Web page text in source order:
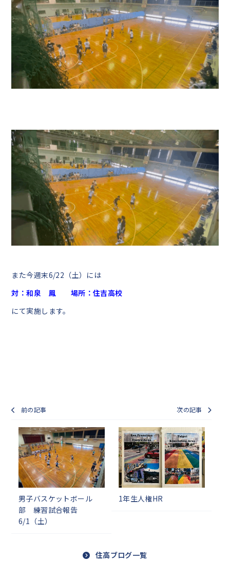
06-6651-0525
また今週末6/22（土）には
対：和泉 鳳 場所：住吉高校
にて実施します。
前の記事
男子バスケットボール
部 練習試合報告
6/1（土）
次の記事
1年生人権HR
住高ブログ一覧